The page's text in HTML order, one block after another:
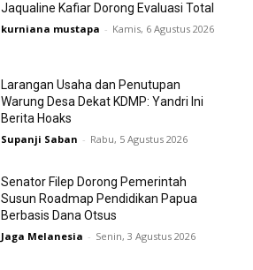
Jaqualine Kafiar Dorong Evaluasi Total
kurniana mustapa - Kamis, 6 Agustus 2026
Larangan Usaha dan Penutupan
Warung Desa Dekat KDMP: Yandri Ini
Berita Hoaks
Supanji Saban - Rabu, 5 Agustus 2026
Senator Filep Dorong Pemerintah
Susun Roadmap Pendidikan Papua
Berbasis Dana Otsus
Jaga Melanesia - Senin, 3 Agustus 2026